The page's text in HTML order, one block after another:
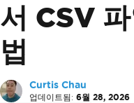
서 CSV
법
Curtis Chau
업데이트됨: 6월 28, 2026